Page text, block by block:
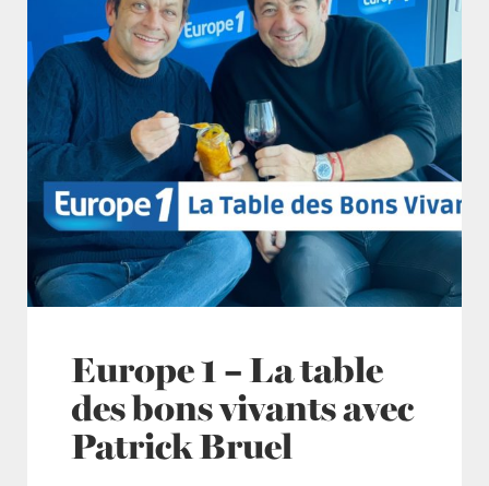
Europe 1 – La table
des bons vivants avec
Patrick Bruel